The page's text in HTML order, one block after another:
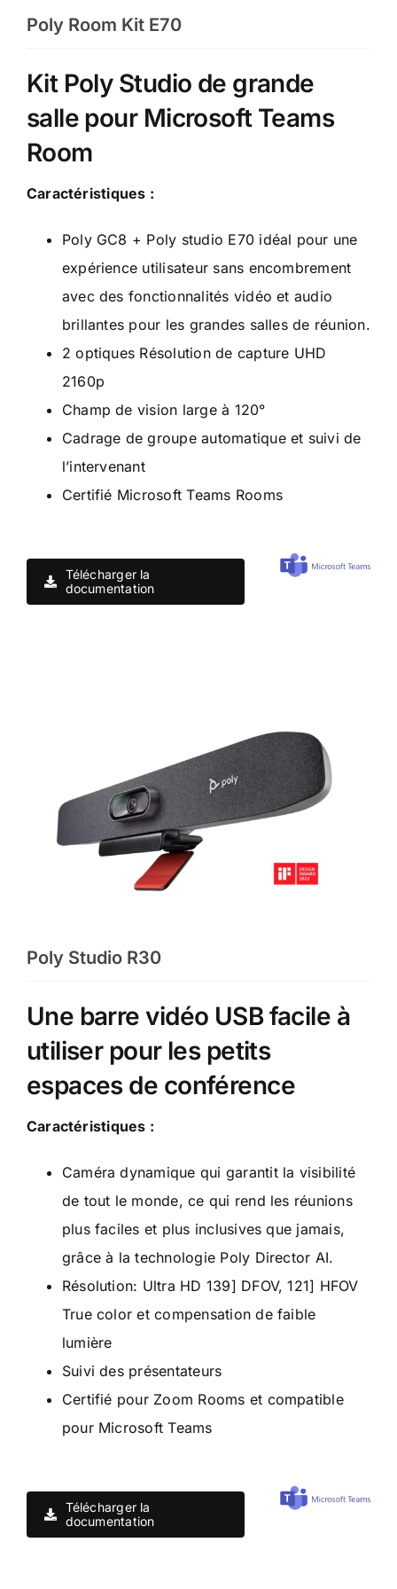
Poly Room Kit E70
Kit Poly Studio de grande
salle pour Microsoft Teams
Room
Caractéristiques :
Poly GC8 + Poly studio E70 idéal pour une
expérience utilisateur sans encombrement
avec des fonctionnalités vidéo et audio
brillantes pour les grandes salles de réunion.
2 optiques Résolution de capture UHD
2160p
Champ de vision large à 120°
Cadrage de groupe automatique et suivi de
l’intervenant
Certifié Microsoft Teams Rooms
Télécharger la
documentation
Poly Studio R30
Une barre vidéo USB facile à
utiliser pour les petits
espaces de conférence
Caractéristiques :
Caméra dynamique qui garantit la visibilité
de tout le monde, ce qui rend les réunions
plus faciles et plus inclusives que jamais,
grâce à la technologie Poly Director AI.
Résolution: Ultra HD 139] DFOV, 121] HFOV
True color et compensation de faible
lumière
Suivi des présentateurs
Certifié pour Zoom Rooms et compatible
pour Microsoft Teams
Télécharger la
documentation